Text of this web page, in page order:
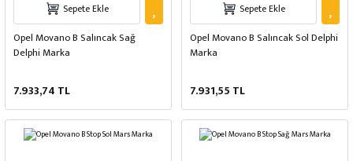
Sepete Ekle
Opel Movano B Salıncak Sağ
Delphi Marka
7.933,74 TL
Sepete Ekle
Opel Movano B Salıncak Sol Delphi
Marka
7.931,55 TL